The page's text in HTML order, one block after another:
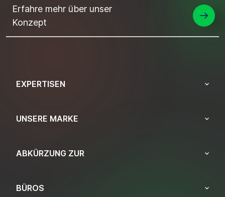
Erfahre mehr über unser
Konzept
EXPERTISEN
UNSERE MARKE
ABKÜRZUNG ZUR
BÜROS